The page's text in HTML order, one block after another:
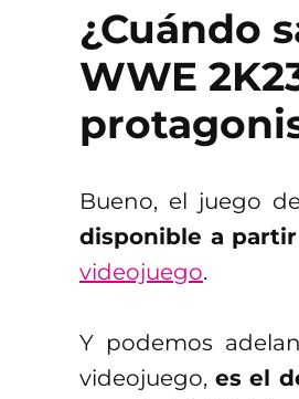
¿Cuándo
WWE
Bueno, el juego
disponible a
videojuego.
Y podemos
videojuego, es el